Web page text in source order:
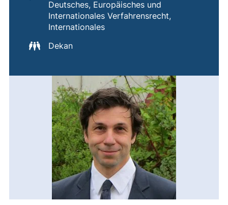
Deutsches, Europäisches und
Internationales Verfahrensrecht,
Internationales
Dekan